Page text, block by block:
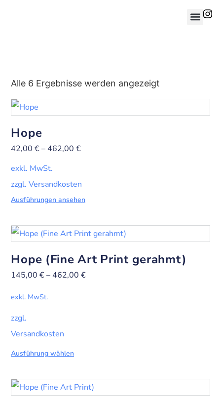
Alle 6 Ergebnisse werden angezeigt
Hope
42,00€– 462,00€
exkl. MwSt.
zzgl. Versandkosten
Ausführungen ansehen
Hope (Fine Art Print gerahmt)
145,00€– 462,00€
exkl. MwSt.
zzgl.
Versandkosten
Ausführung wählen